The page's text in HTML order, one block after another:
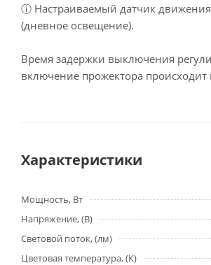
ⓘ Настраиваемый датчик движения
(дневное освещение).
Время задержки выключения
включение прожектора происходит
Характеристики
Мощность, Вт
Напряжение, (В)
Световой поток, (лм)
Цветовая температура, (К)